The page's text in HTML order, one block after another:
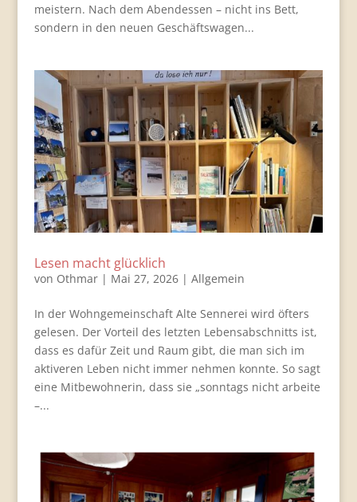
meistern. Nach dem Abendessen – nicht ins Bett,
sondern in den neuen Geschäftswagen...
Lesen macht glücklich
von Othmar| Mai 27, 2026| Allgemein
In der Wohngemeinschaft Alte Sennerei wird öfters
gelesen. Der Vorteil des letzten Lebensabschnitts ist,
dass es dafür Zeit und Raum gibt, die man sich im
aktiveren Leben nicht immer nehmen konnte. So sagt
eine Mitbewohnerin, dass sie „sonntags nicht arbeite
–...